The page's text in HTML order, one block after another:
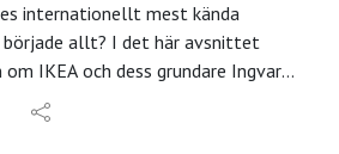
internationellt mest kända
började allt? I det här avsnittet
IKEA och dess grundare Ingvar
Småland som startade ett företag
hela möbelindustrin.